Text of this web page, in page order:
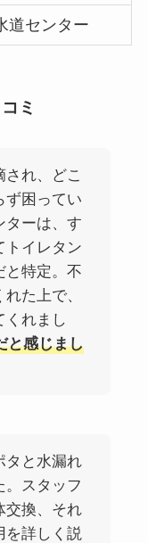
道センター
ミ
され、どこ
ず困ってい
ターは、す
トイレタン
と特定。不
た上で、
くれまし
と感じまし
タと水漏れ
。スタッフ
交換、それ
を詳しく説